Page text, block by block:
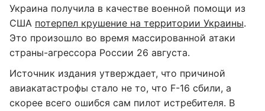
Украина получила в качестве военной помощи из
США потерпел крушение на территории Украины.
Это произошло во время массированной атаки
страны-агрессора России 26 августа.
Источник издания утверждает, что причиной
авиакатастрофы стало не то, что F-16 сбили, а
скорее всего ошибся сам пилот истребителя. В